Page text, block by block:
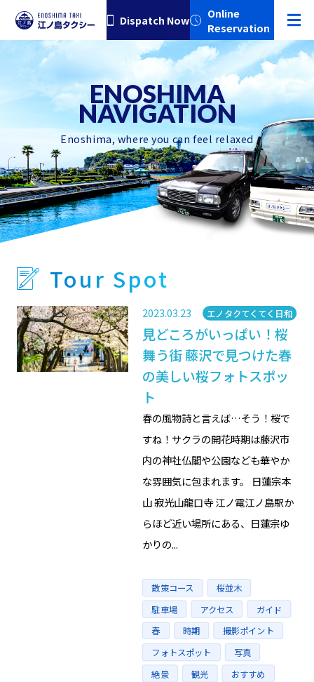
Dispatch Now
Online
Reservation
Enoshima, where you can feel relaxed
Tour Spot
見どころがいっぱい！桜
舞う街 藤沢で見つけた春
の美しい桜フォトスポッ
ト
2023.03.23
春の風物詩と言えば…そう！桜で
すね！サクラの開花時期は藤沢市
内の神社仏閣や公園なども華やか
な雰囲気に包まれます。 日蓮宗本
山 寂光山龍口寺 江ノ電江ノ島駅か
らほど近い場所にある、日蓮宗ゆ
かりの...
Category
エノタクてくてく日和
Tags
散策コース 桜並木
駐車場 アクセス ガイド
春 時期 撮影ポイント
フォトスポット 写真
絶景 観光
おすすめ